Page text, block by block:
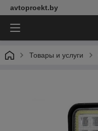
avtoproekt.by
Товары и услуги